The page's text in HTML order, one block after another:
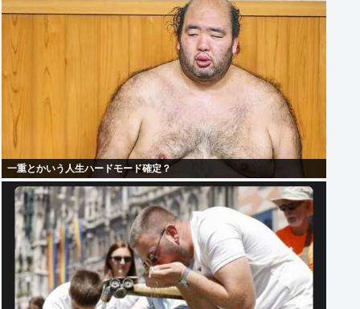
一重とかいう人生ハードモード確定？